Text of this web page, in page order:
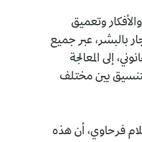
وتعميق
بالبشر، عبر جميع
إلى المعالجة
بين مختلف
فرحاوي، أن هذه